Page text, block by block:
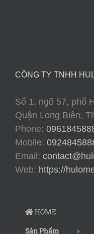
CÔNG TY TNHH
Số 1, ngõ 57, phố
Quận Long Biên,
Phone:
Mobile:
Email:
Web: https://
HOME
Sản Phẩm